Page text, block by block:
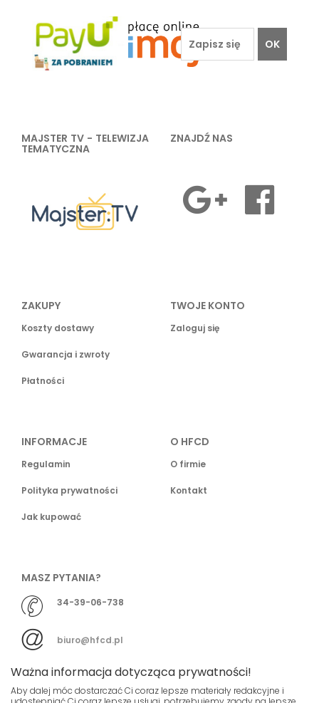
OK
MAJSTER TV - TELEWIZJA
TEMATYCZNA
ZNAJDŹ NAS
ZAKUPY
Koszty dostawy
Gwarancja i zwroty
Płatności
TWOJE KONTO
Zaloguj się
INFORMACJE
Regulamin
Polityka prywatności
Jak kupować
O HFCD
O firmie
Kontakt
MASZ PYTANIA?
34-39-06-738
biuro@hfcd.pl
Ważna informacja dotycząca prywatności!
Aby dalej móc dostarczać Ci coraz lepsze materiały redakcyjne i